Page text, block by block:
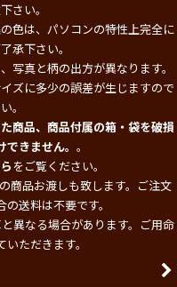
さい。
色は、パソコンの特性上完全に
承下さい。
写真と柄の出方が異なります。
ズに多少の誤差が生じますので
。
商品、商品付属の箱・袋を破損
きません。 。
をご覧ください。
商品お渡しも致します。ご注文
送料は不要です。
異なる場合があります。ご用命
ただきます。